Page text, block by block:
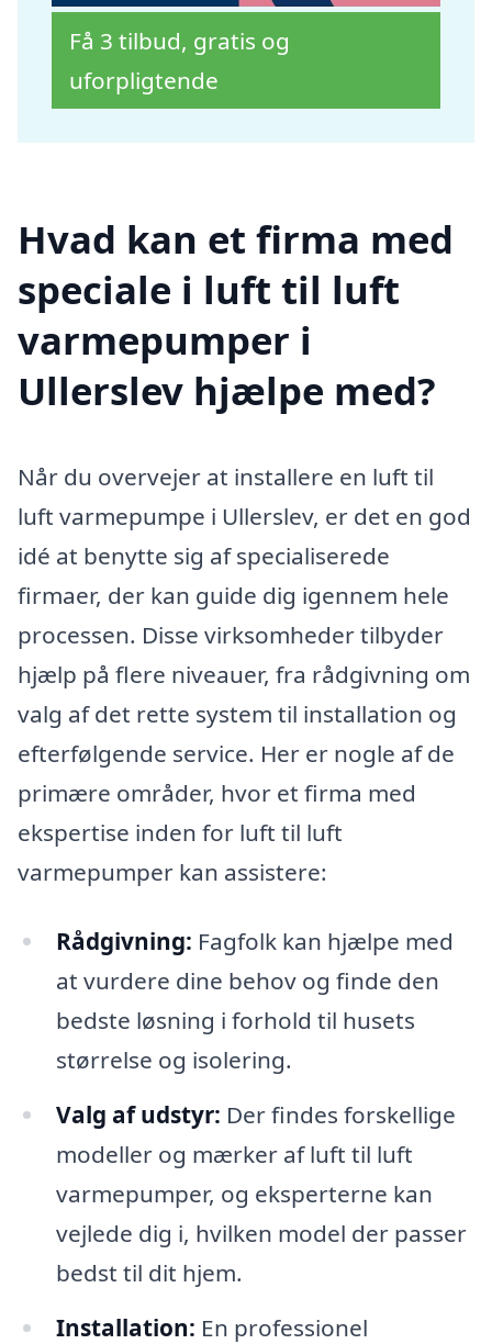
Få 3 tilbud, gratis og
uforpligtende
Hvad kan et firma med
speciale i luft til luft
varmepumper i
Ullerslev hjælpe med?
Når du overvejer at installere en luft til
luft varmepumpe i Ullerslev, er det en god
idé at benytte sig af specialiserede
firmaer, der kan guide dig igennem hele
processen. Disse virksomheder tilbyder
hjælp på flere niveauer, fra rådgivning om
valg af det rette system til installation og
efterfølgende service. Her er nogle af de
primære områder, hvor et firma med
ekspertise inden for luft til luft
varmepumper kan assistere:
Rådgivning: Fagfolk kan hjælpe med
at vurdere dine behov og finde den
bedste løsning i forhold til husets
størrelse og isolering.
Valg af udstyr: Der findes forskellige
modeller og mærker af luft til luft
varmepumper, og eksperterne kan
vejlede dig i, hvilken model der passer
bedst til dit hjem.
Installation: En professionel